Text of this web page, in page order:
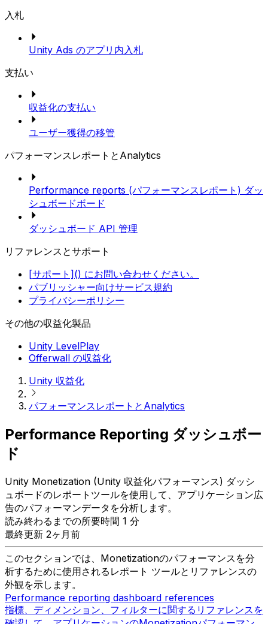
入札
Unity Ads のアプリ内入札
支払い
収益化の支払い
ユーザー獲得の移管
パフォーマンスレポートとAnalytics
Performance reports (パフォーマンスレポート) ダッ
シュボードボード
ダッシュボード API 管理
リファレンスとサポート
[サポート]() にお問い合わせください。
パブリッシャー向けサービス規約
プライバシーポリシー
その他の収益化製品
Unity LevelPlay
Offerwall の収益化
Unity 収益化
パフォーマンスレポートとAnalytics
Performance Reporting ダッシュボー
ド
Unity Monetization (Unity 収益化パフォーマンス) ダッシ
ュボードのレポートツールを使用して、アプリケーション広
告のパフォーマンデータを分析します。
読み終わるまでの所要時間 1 分
最終更新 2ヶ月前
このセクションでは、Monetizationのパフォーマンスを分
析するために使用されるレポート ツールとリファレンスの
外観を示します。
Performance reporting dashboard references
指標、ディメンション、フィルターに関するリファレンスを